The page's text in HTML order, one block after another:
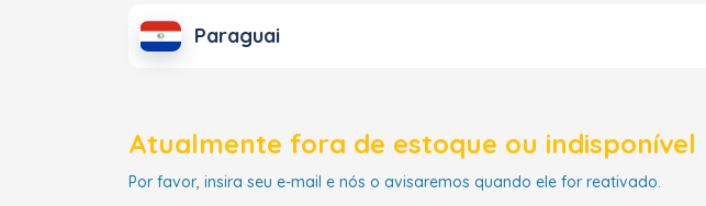
Paraguai
Atualmente fora de estoque ou indisponível
Por favor, insira seu e-mail e nós o avisaremos quando ele for reativado.